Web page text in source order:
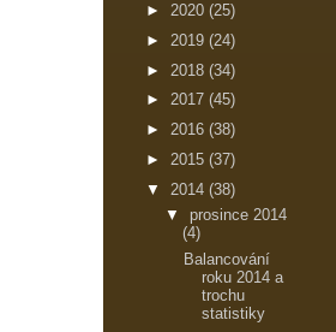
► 2020 (25)
► 2019 (24)
► 2018 (34)
► 2017 (45)
► 2016 (38)
► 2015 (37)
▼ 2014 (38)
▼ prosince 2014
(4)
Balancování
roku 2014 a
trochu
statistiky